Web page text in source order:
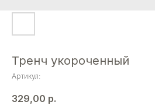
Тренч укороченный
Артикул:
329,00 р.